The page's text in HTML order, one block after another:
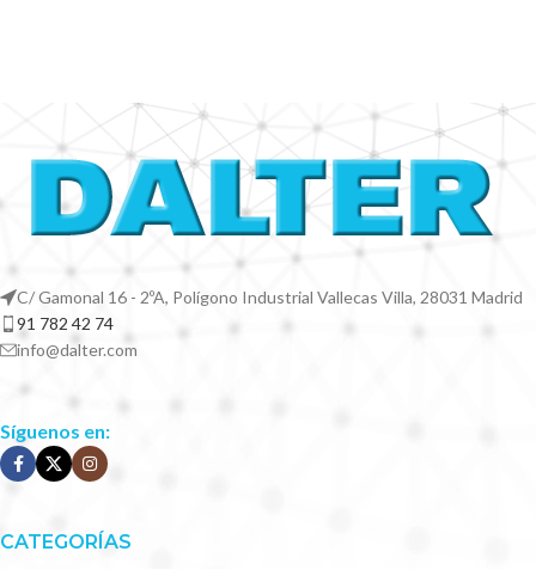
C/ Gamonal 16 - 2ºA, Polígono Industrial Vallecas Villa, 28031 Madrid
91 782 42 74
info@dalter.com
Síguenos en:
CATEGORÍAS